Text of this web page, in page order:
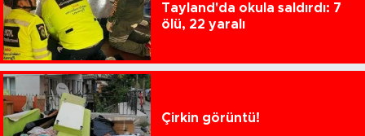
Tayland'da okula saldırdı: 7
ölü, 22 yaralı
Çirkin görüntü!